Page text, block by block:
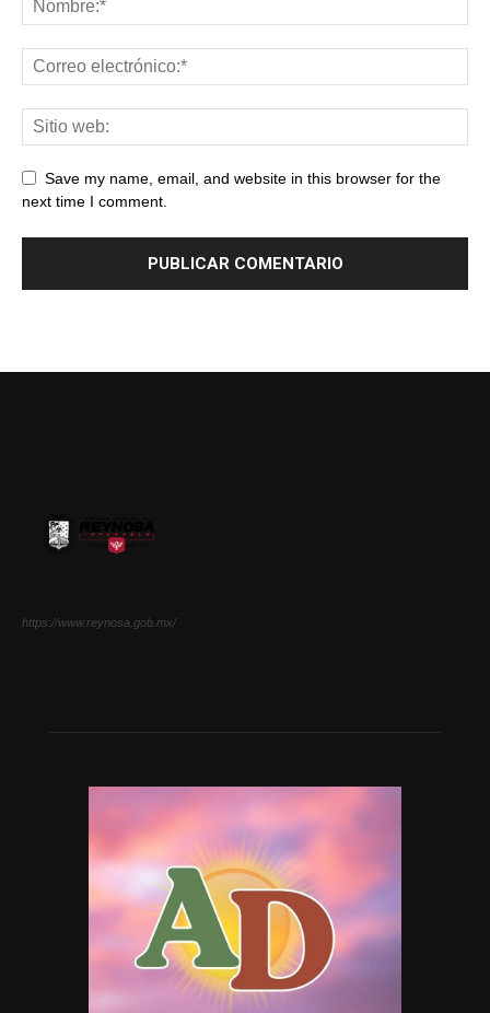
Save my name, email, and website in this browser for the
next time I comment.
https://www.reynosa.gob.mx/